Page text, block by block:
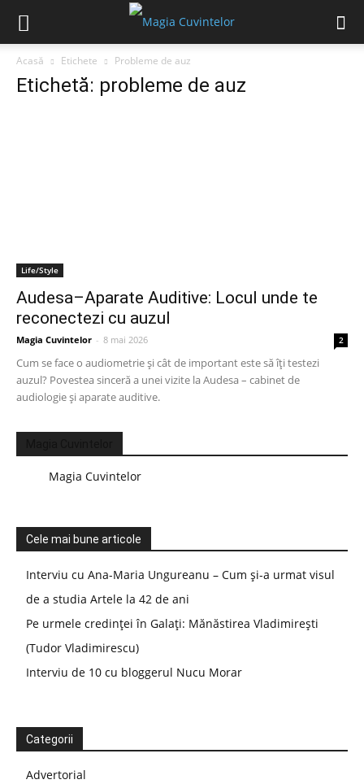
Acasă Etichete Probleme de auz
Etichetă: probleme de auz
Life/Style
Audesa–Aparate Auditive: Locul unde te
reconectezi cu auzul
Magia Cuvintelor - 8 mai 2026 2
Cum se face o audiometrie și cât de important este să îți testezi
auzul? Povestea sinceră a unei vizite la Audesa – cabinet de
audiologie și aparate auditive.
Magia Cuvintelor
Cele mai bune articole
Interviu cu Ana-Maria Ungureanu – Cum și-a urmat visul
de a studia Artele la 42 de ani
Pe urmele credinței în Galați: Mănăstirea Vladimirești
(Tudor Vladimirescu)
Interviu de 10 cu bloggerul Nucu Morar
Categorii
Advertorial